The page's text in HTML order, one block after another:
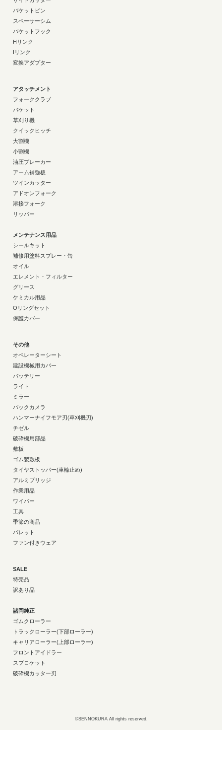
バケットピン
スペーサーシム
バケットフック
Hリンク
Iリンク
変換アダプター
アタッチメント
フォーククラブ
バケット
草刈り機
クイックヒッチ
大割機
小割機
油圧ブレーカー
アーム補強板
ツインカッター
アドオンフォーク
溶接フォーク
リッパー
メンテナンス用品
シールキット
補修用塗料スプレー・缶
オイル
エレメント・フィルター
グリース
ケミカル用品
Oリングセット
保護カバー
その他
オペレーターシート
建設機械用カバー
バッテリー
ライト
ミラー
バックカメラ
ハンマーナイフモア刃(草刈機刃)
チゼル
破砕機用部品
敷板
ゴム製敷板
タイヤストッパー(車輪止め)
アルミブリッジ
作業用品
ワイパー
工具
季節の商品
パレット
ファン付きウェア
SALE
特売品
訳あり品
諸岡純正
ゴムクローラー
トラックローラー(下部ローラー)
キャリアローラー(上部ローラー)
フロントアイドラー
スプロケット
破砕機カッター刃
©SENNOKURA All rights reserved.